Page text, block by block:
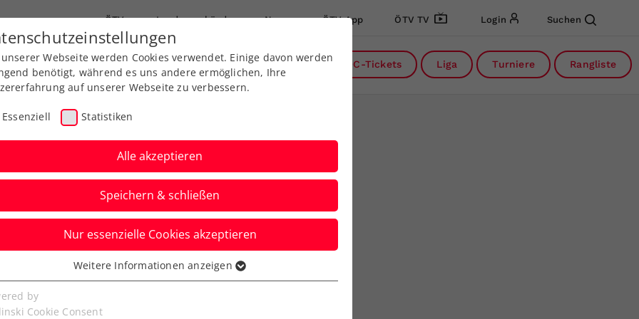
ÖTV Landesverbände News ÖTV App ÖTV TV Login Suchen
Ausbildung Services Über uns DC-Tickets Liga Turniere Rangliste
Rio de Janeiro:
am Endspiel
Webseite werden Cookies verwendet. Einige davon werden
benötigt, während es uns andere ermöglichen, Ihre
auf unserer Webseite zu verbessern.
Essenziell Statistiken
Alle akzeptieren
Speichern & schließen
Nur essenzielle Cookies akzeptieren
Cookies werden für grundlegende Funktionen der
benötigt. Dadurch ist gewährleistet, dass die Webseite
Weitere Informationen anzeigen
by
Cookie Consent